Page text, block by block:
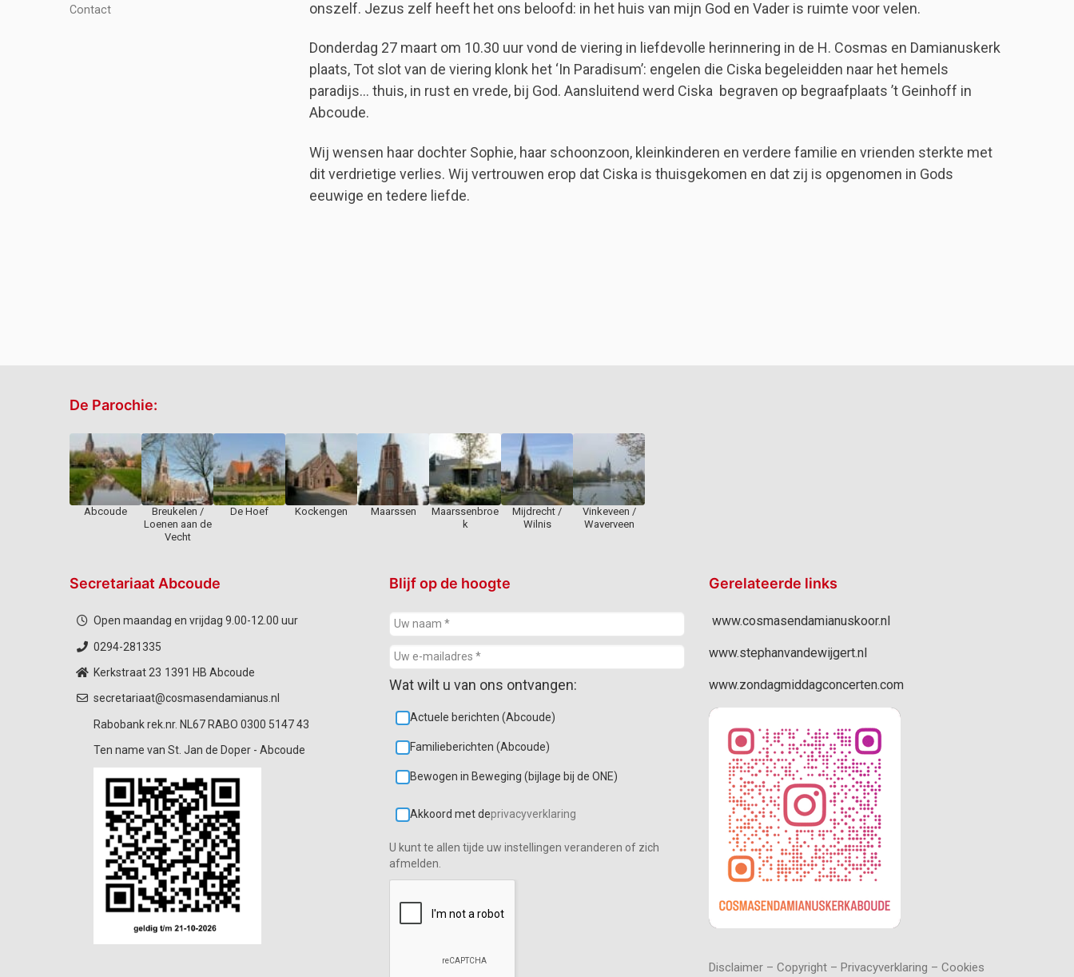
onszelf. Jezus zelf heeft het ons beloofd: in het huis van mijn God en Vader is ruimte voor velen.
Donderdag 27 maart om 10.30 uur vond de viering in liefdevolle herinnering in de H. Cosmas en Damianuskerk
plaats, Tot slot van de viering klonk het ‘In Paradisum’: engelen die Ciska begeleidden naar het hemels
paradijs… thuis, in rust en vrede, bij God. Aansluitend werd Ciska begraven op begraafplaats ’t Geinhoff in
Abcoude.
Wij wensen haar dochter Sophie, haar schoonzoon, kleinkinderen en verdere familie en vrienden sterkte met
dit verdrietige verlies. Wij vertrouwen erop dat Ciska is thuisgekomen en dat zij is opgenomen in Gods
eeuwige en tedere liefde.
Contact
De Parochie:
Abcoude
Breukelen /
Loenen aan de
Vecht
De Hoef Kockengen Maarssen
Maarssenbroe
k
Mijdrecht /
Wilnis
Vinkeveen /
Waverveen
Secretariaat Abcoude
Open maandag en vrijdag 9.00-12.00 uur
0294-281335
Kerkstraat 23 1391 HB Abcoude
secretariaat@cosmasendamianus.nl
Rabobank rek.nr. NL67 RABO 0300 5147 43
Ten name van St. Jan de Doper - Abcoude
Blijf op de hoogte
Wat wilt u van ons ontvangen:
Actuele berichten (Abcoude)
Familieberichten (Abcoude)
Bewogen in Beweging (bijlage bij de ONE)
Akkoord met deprivacyverklaring
U kunt te allen tijde uw instellingen veranderen of zich
afmelden.
Gerelateerde links
www.cosmasendamianuskoor.nl
www.stephanvandewijgert.nl
www.zondagmiddagconcerten.com
Disclaimer – Copyright – Privacyverklaring – Cookies